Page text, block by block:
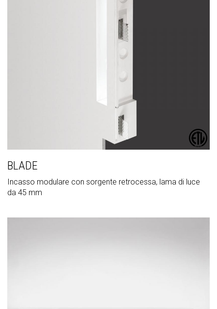
BLADE
Incasso modulare con sorgente retrocessa, lama di luce
da 45 mm